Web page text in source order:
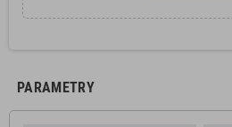
PARAMETRY